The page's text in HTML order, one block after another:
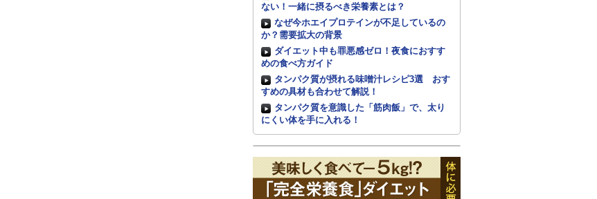
ない！一緒に摂るべき栄養素とは？
なぜ今ホエイプロテインが不足しているの
か？需要拡大の背景
ダイエット中も罪悪感ゼロ！夜食におすす
めの食べ方ガイド
タンパク質が摂れる味噌汁レシピ3選 おす
すめの具材も合わせて解説！
タンパク質を意識した「筋肉飯」で、太り
にくい体を手に入れる！